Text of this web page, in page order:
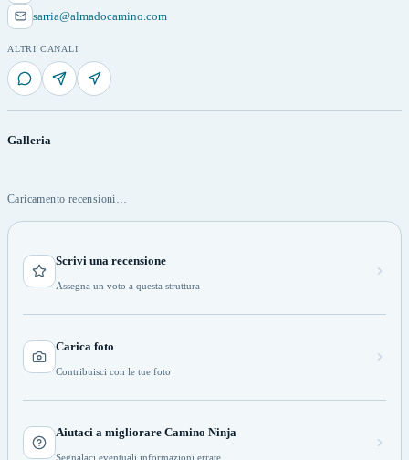
sarria@almadocamino.com
ALTRI CANALI
Galleria
Caricamento recensioni…
Scrivi una recensione
Assegna un voto a questa struttura
Carica foto
Contribuisci con le tue foto
Aiutaci a migliorare Camino Ninja
Segnalaci eventuali informazioni errate